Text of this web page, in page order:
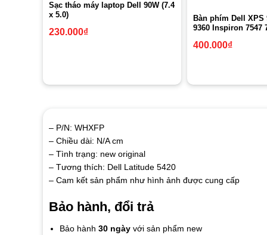
Sạc tháo máy laptop Dell 90W (7.4
x 5.0)
230.000₫
Bàn phím Dell XPS
9360 Inspiron 7547
400.000₫
– P/N: WHXFP
– Chiều dài: N/A cm
– Tình trạng: new original
– Tương thích: Dell Latitude 5420
– Cam kết sản phẩm như hình ảnh được cung cấp
Bảo hành, đổi trả
Bảo hành 30 ngàyvới sản phẩm new